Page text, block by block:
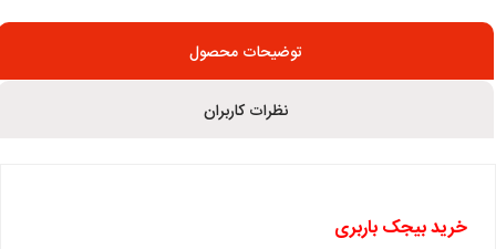
توضیحات محصول
نظرات کاربران
خرید بیجک باربری